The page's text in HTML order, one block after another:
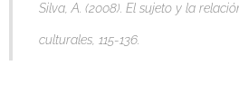
Silva, A. (2008). El sujeto y la
culturales, 115-136.